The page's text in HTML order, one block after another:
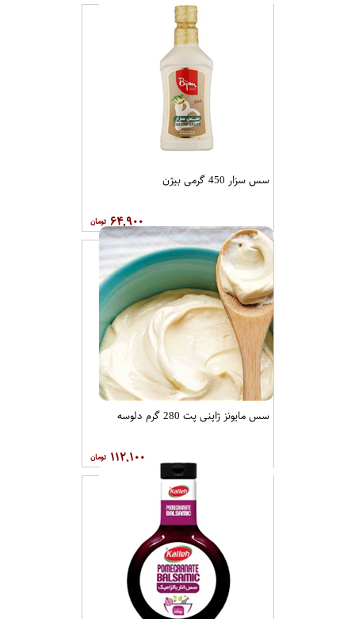
سس سزار 450 گرمی بیژن
۶۴,۹۰۰
سس مایونز ژاپنی پت 280 گرم دلوسه
۱۱۲,۱۰۰